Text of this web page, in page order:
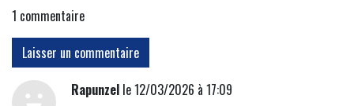
1 commentaire
Laisser un commentaire
Rapunzelle 12/03/2026 à 17:09